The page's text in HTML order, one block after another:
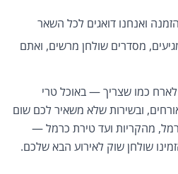
ואנחנו דואגים לכל השאר
מסדרים שולחן מרשים, ואתם
כמו שצריך — באוכל טרי
ובשירות שלא משאיר לכם שום
מהקריות ועד טירת כרמל —
שולחן שוק לאירוע הבא שלכם.